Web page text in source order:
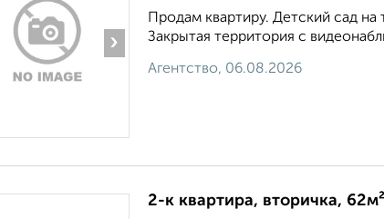
›
Продам квартиру. Детский сад
Закрытая территория с
Агентство, 06.08.2026
2-к квартира, вторичка,